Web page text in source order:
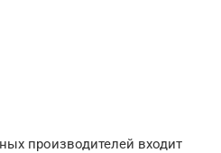
производителей входит